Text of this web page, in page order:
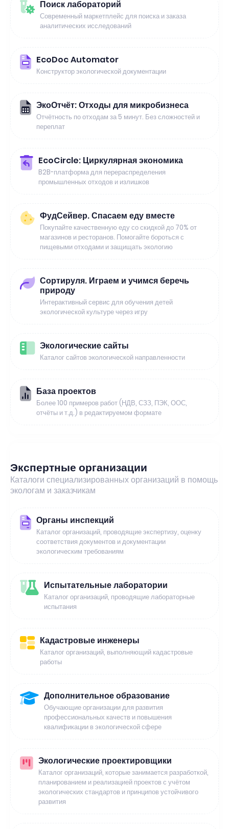
Поиск лабораторий
Современный маркетплейс для поиска и заказа
аналитических исследований
EcoDoc Automator
Конструктор экологической документации
ЭкоОтчёт: Отходы для микробизнеса
Отчётность по отходам за 5 минут. Без сложностей и
переплат
EcoCircle: Циркулярная экономика
B2B-платформа для перераспределения
промышленных отходов и излишков
ФудСейвер. Спасаем еду вместе
Покупайте качественную еду со скидкой до 70% от
магазинов и ресторанов. Помогайте бороться с
пищевыми отходами и защищать экологию
Сортируля. Играем и учимся беречь
природу
Интерактивный сервис для обучения детей
экологической культуре через игру
Экологические сайты
Каталог сайтов экологической направленности
База проектов
Более 100 примеров работ (НДВ, СЗЗ, ПЭК, ООС,
отчёты и т.д.) в редактируемом формате
Экспертные организации
Каталоги специализированных организаций в помощь
экологам и заказчикам
Органы инспекций
Каталог организаций, проводящие экспертизу, оценку
соответствия документов и документации
экологическим требованиям
Испытательные лаборатории
Каталог организаций, проводящие лабораторные
испытания
Кадастровые инженеры
Каталог организаций, выполняющий кадастровые
работы
Дополнительное образование
Обучающие организации для развития
профессиональных качеств и повышения
квалификации в экологической сфере
Экологические проектировщики
Каталог организаций, которые занимается разработкой,
планированием и реализацией проектов с учётом
экологических стандартов и принципов устойчивого
развития